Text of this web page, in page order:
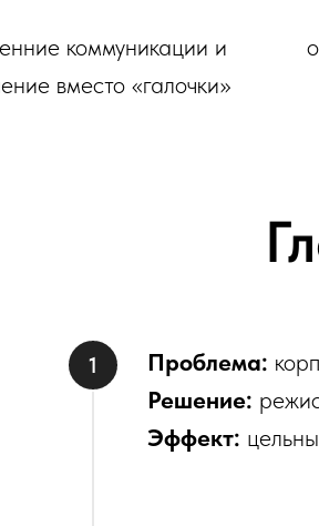
коммуникации и
вместо «галочки»
Проблема:
Решение:
Эффект: